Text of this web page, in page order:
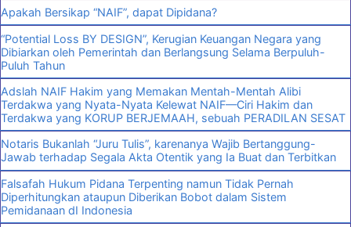
Apakah Bersikap “NAIF”, dapat Dipidana?
“Potential Loss BY DESIGN”, Kerugian Keuangan Negara yang
Dibiarkan oleh Pemerintah dan Berlangsung Selama Berpuluh-
Puluh Tahun
Adslah NAIF Hakim yang Memakan Mentah-Mentah Alibi
Terdakwa yang Nyata-Nyata Kelewat NAIF—Ciri Hakim dan
Terdakwa yang KORUP BERJEMAAH, sebuah PERADILAN SESAT
Notaris Bukanlah “Juru Tulis”, karenanya Wajib Bertanggung-
Jawab terhadap Segala Akta Otentik yang Ia Buat dan Terbitkan
Falsafah Hukum Pidana Terpenting namun Tidak Pernah
Diperhitungkan ataupun Diberikan Bobot dalam Sistem
Pemidanaan dI Indonesia